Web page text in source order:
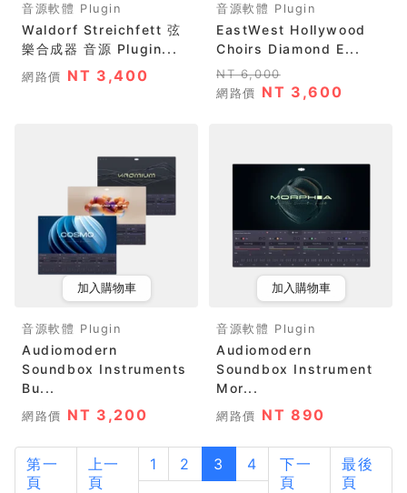
音源軟體 Plugin
Waldorf Streichfett 弦
樂合成器 音源 Plugin...
網路價 NT 3,400
音源軟體 Plugin
EastWest Hollywood
Choirs Diamond E...
NT 6,000
網路價 NT 3,600
加入購物車
音源軟體 Plugin
Audiomodern
Soundbox Instruments
Bu...
網路價 NT 3,200
加入購物車
音源軟體 Plugin
Audiomodern
Soundbox Instrument
Mor...
網路價 NT 890
第一
頁
上一
頁
1 2 3 4
下一
頁
最後
頁